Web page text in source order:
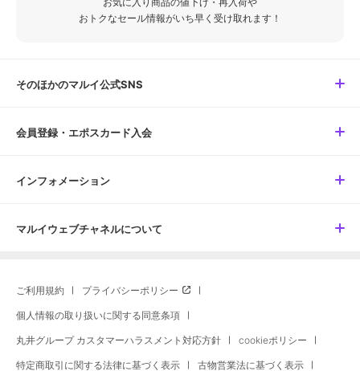
おトクなセール情報がいち早く受け取れます！
そのほかのマルイ公式SNS
会員登録・エポスカード入会
インフォメーション
マルイウェブチャネルについて
ご利用規約 プライバシーポリシー
個人情報の取り扱いに関する同意条項
丸井グループ カスタマーハラスメント対応方針 cookieポリシー
特定商取引に関する法律に基づく表示 古物営業法に基づく表示